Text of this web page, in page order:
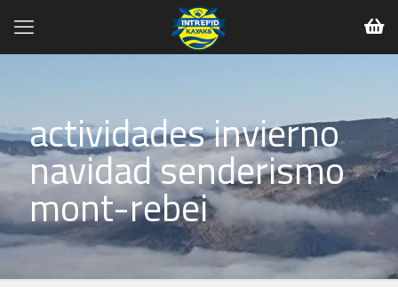
actividades invierno
navidad senderismo
mont-rebei